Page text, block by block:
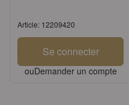
Article: 12209420
Se connecter
ouDemander un compte